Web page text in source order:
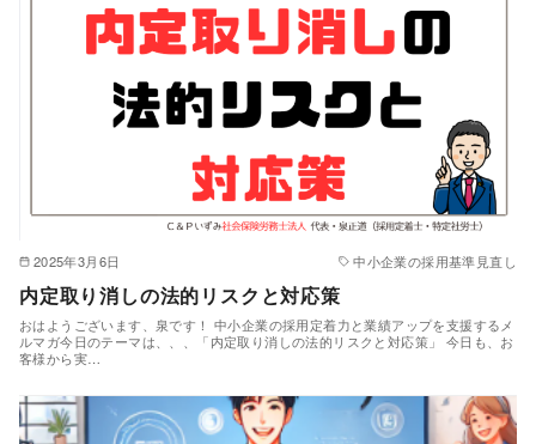
2025年3月6日 中小企業の採用基準見直し
内定取り消しの法的リスクと対応策
おはようございます、泉です！ 中小企業の採用定着力と業績アップを支援するメ
ルマガ今日のテーマは、、、「内定取り消しの法的リスクと対応策」 今日も、お
客様から実…